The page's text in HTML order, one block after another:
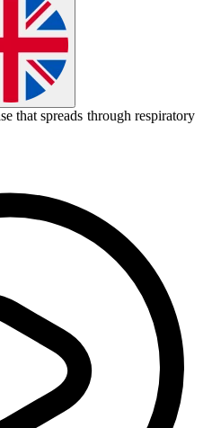
that spreads through respiratory